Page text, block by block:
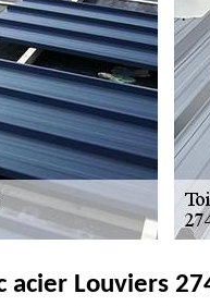
acier Louviers